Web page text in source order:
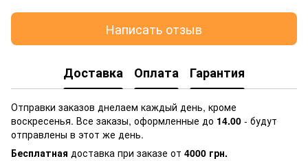
Написать отзыв
Доставка Оплата Гарантия
Отправки заказов днелаем каждый день, кроме
воскресенья. Все заказы, оформленные до 14.00 - будут
отправлены в этот же день.
Бесплатная доставка при заказе от 4000 грн.